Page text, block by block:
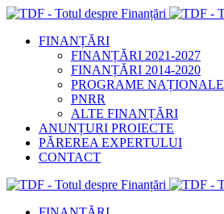
FINANȚĂRI
FINANȚĂRI 2021-2027
FINANȚĂRI 2014-2020
PROGRAME NAȚIONALE
PNRR
ALTE FINANȚĂRI
ANUNȚURI PROIECTE
PĂREREA EXPERTULUI
CONTACT